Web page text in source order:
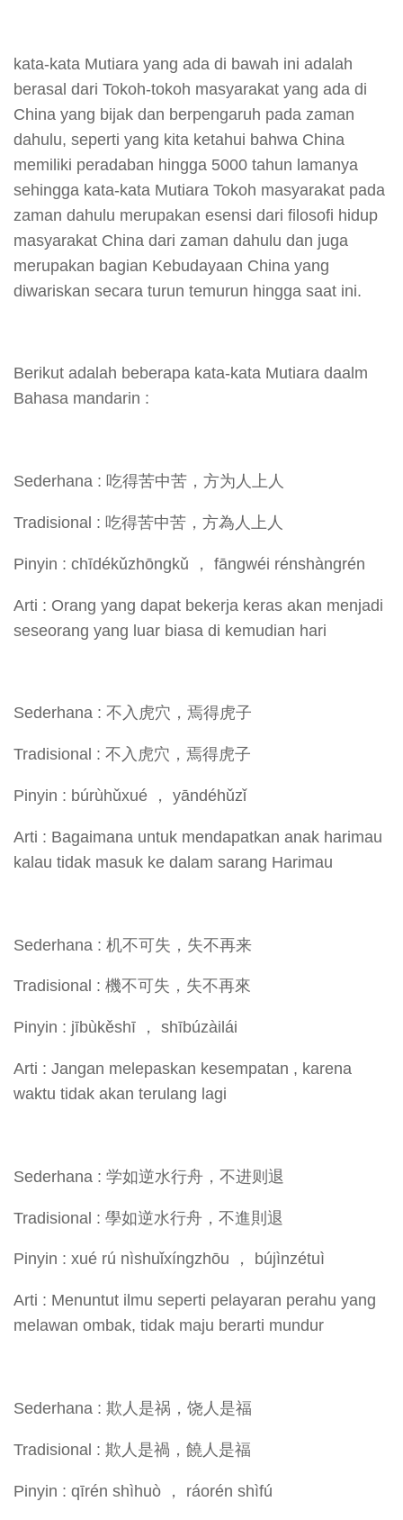
kata-kata Mutiara yang ada di bawah ini adalah
berasal dari Tokoh-tokoh masyarakat yang ada di
China yang bijak dan berpengaruh pada zaman
dahulu, seperti yang kita ketahui bahwa China
memiliki peradaban hingga 5000 tahun lamanya
sehingga kata-kata Mutiara Tokoh masyarakat pada
zaman dahulu merupakan esensi dari filosofi hidup
masyarakat China dari zaman dahulu dan juga
merupakan bagian Kebudayaan China yang
diwariskan secara turun temurun hingga saat ini.
Berikut adalah beberapa kata-kata Mutiara daalm
Bahasa mandarin :
Sederhana : 吃得苦中苦，方为人上人
Tradisional : 吃得苦中苦，方為人上人
Pinyin : chīdékǔzhōngkǔ ， fāngwéi rénshàngrén
Arti : Orang yang dapat bekerja keras akan menjadi
seseorang yang luar biasa di kemudian hari
Sederhana : 不入虎穴，焉得虎子
Tradisional : 不入虎穴，焉得虎子
Pinyin : búrùhǔxué ， yāndéhǔzǐ
Arti : Bagaimana untuk mendapatkan anak harimau
kalau tidak masuk ke dalam sarang Harimau
Sederhana : 机不可失，失不再来
Tradisional : 機不可失，失不再來
Pinyin : jībùkěshī ， shībúzàilái
Arti : Jangan melepaskan kesempatan , karena
waktu tidak akan terulang lagi
Sederhana : 学如逆水行舟，不进则退
Tradisional : 學如逆水行舟，不進則退
Pinyin : xué rú nìshuǐxíngzhōu ， bújìnzétuì
Arti : Menuntut ilmu seperti pelayaran perahu yang
melawan ombak, tidak maju berarti mundur
Sederhana : 欺人是祸，饶人是福
Tradisional : 欺人是禍，饒人是福
Pinyin : qīrén shìhuò ， ráorén shìfú